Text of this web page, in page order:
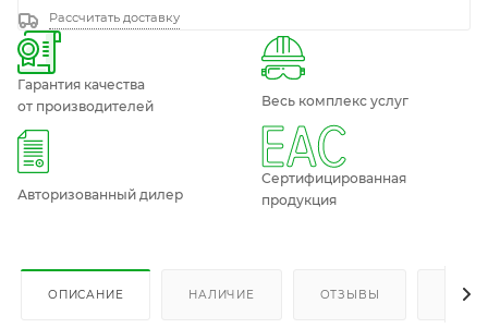
Рассчитать доставку
Гарантия качества
от производителей
Весь комплекс услуг
Авторизованный дилер
Сертифицированная
продукция
ОПИСАНИЕ НАЛИЧИЕ ОТЗЫВЫ КАК